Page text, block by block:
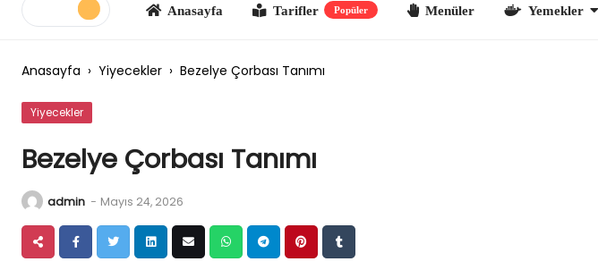
Anasayfa › Yiyecekler › Bezelye Çorbası Tanımı
Yiyecekler
Bezelye Çorbası Tanımı
admin - Mayıs 24, 2026